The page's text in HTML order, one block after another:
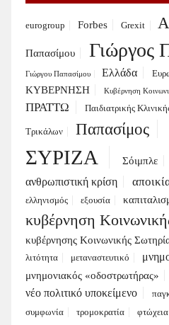
eurogroup Forbes Grexit
Παπασίμου Γιώργος
Γιώργου Παπασίμου Ελλάδα
ΚΥΒΕΡΝΗΣΗ
Κυβέρνηση
ΠΡΑΤΤΩ Παιδιατρικής
Τρικάλων Παπασίμος
ΣΥΡΙΖΑ Σόιμπλε
ανθρωπιστική κρίση
ελληνισμός
εξουσία
κυβέρνηση
κυβέρνησης Κοινωνικής
λιτότητα μεταναστευτικό
μνημονιακός «οδοστρωτήρας»
νέο πολιτικό υποκείμενο
συμφωνία
τρομοκρατία φτώχεια